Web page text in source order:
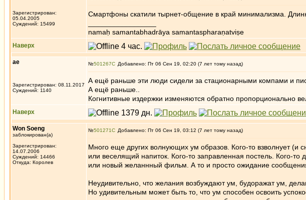
Зарегистрирован:
05.04.2005
Суждений: 15499
Смартфоны скатили тырнет-общение в край минимализма.
namaḥ samantabhadrāya samantaspharaṇatviṣe
Наверх
ae
Зарегистрирован: 08.11.2017
Суждений: 1140
№501267 Добавлено: Пт 06 Сен 19, 02:20 (7 лет тому назад)
А ещё раньше эти люди сидели за стационарными компами и
А ещё раньше..
Когнитивные издержки изменяются обратно пропорционально
Наверх
Won Soeng
заблокирован(а)
Зарегистрирован:
14.07.2006
Суждений: 14466
Откуда: Королев
№501271 Добавлено: Пт 06 Сен 19, 03:12 (7 лет тому назад)
Много еще других волнующих ум образов. Кого-то взволнует (и
или веселящий напиток. Кого-то заправленная постель. Кого-
или новый желаннный фильм. А то и просто ожидание
Неудивительно, что желания возбуждают ум, будоражат ум,
Но удивительным может быть то, что ум способен освоить